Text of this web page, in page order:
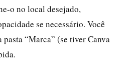
o no local desejado,
se necessário. Você
“Marca” (se tiver Canva